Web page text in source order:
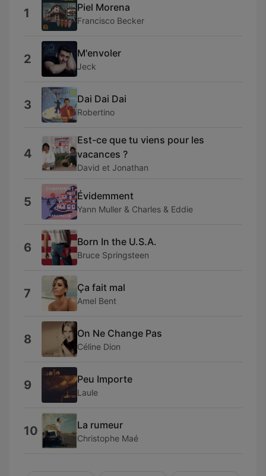
1 Piel Morena
Francisco Becker
2 M'envoler
Jeck
3 Dai Dai Dai
Robertino
4
Est-ce que tu viens pour les
vacances ?
David et Jonathan
5 Évidemment
Yann Muller & Charles & Eddie
6 Born In the U.S.A.
Bruce Springsteen
7 Ça fait mal
Amel Bent
8 On Ne Change Pas
Céline Dion
9 Peu Importe
Laule
10 La rumeur
Christophe Maé